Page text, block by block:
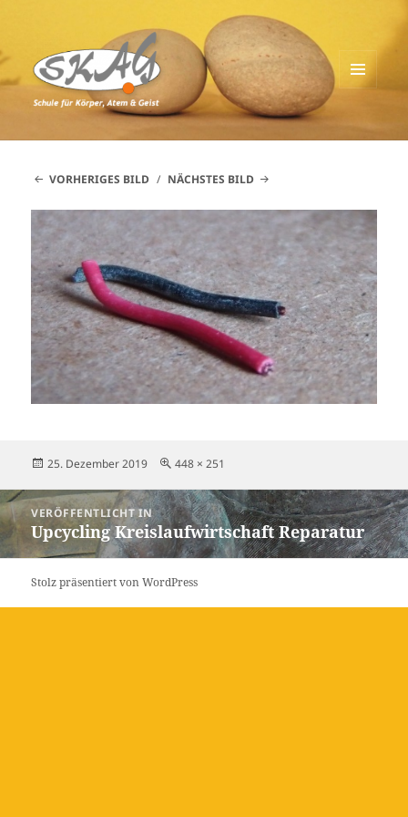
Schule für Körper, Atem & Geist
VORHERIGES BILD NÄCHSTES BILD
Veröffentlicht
25. Dezember 2019 Originalgröße
448 × 251
Beitragsnavigation
VERÖFFENTLICHT IN
Upcycling Kreislaufwirtschaft Reparatur
Stolz präsentiert von WordPress